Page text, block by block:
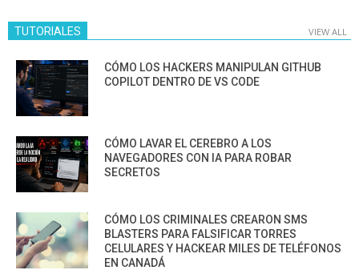
TUTORIALES VIEW ALL
CÓMO LOS HACKERS MANIPULAN GITHUB
COPILOT DENTRO DE VS CODE
CÓMO LAVAR EL CEREBRO A LOS
NAVEGADORES CON IA PARA ROBAR
SECRETOS
CÓMO LOS CRIMINALES CREARON SMS
BLASTERS PARA FALSIFICAR TORRES
CELULARES Y HACKEAR MILES DE TELÉFONOS
EN CANADÁ